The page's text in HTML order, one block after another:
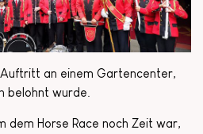
an einem Gartencenter,
belohnt wurde.
dem Horse Race noch Zeit war,